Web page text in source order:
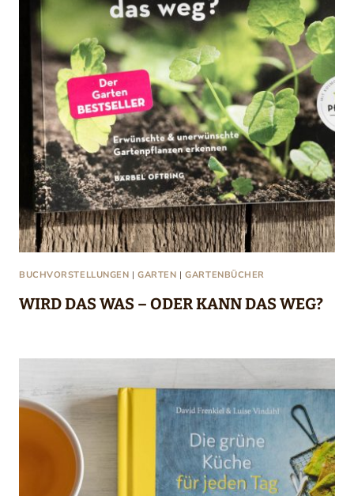
BUCHVORSTELLUNGEN |GARTEN |GARTENBÜCHER
WIRD DAS WAS – ODER KANN DAS WEG?